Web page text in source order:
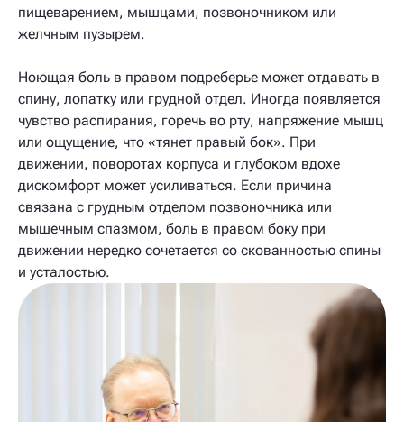
пищеварением, мышцами, позвоночником или
желчным пузырем.
Ноющая боль в правом подреберье может отдавать в
спину, лопатку или грудной отдел. Иногда появляется
чувство распирания, горечь во рту, напряжение мышц
или ощущение, что «тянет правый бок». При
движении, поворотах корпуса и глубоком вдохе
дискомфорт может усиливаться. Если причина
связана с грудным отделом позвоночника или
мышечным спазмом, боль в правом боку при
движении нередко сочетается со скованностью спины
и усталостью.